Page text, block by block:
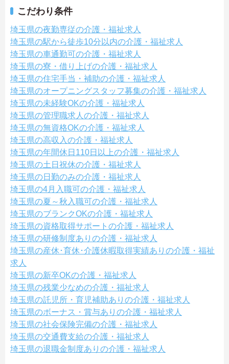
こだわり条件
埼玉県の夜勤専従の介護・福祉求人
埼玉県の駅から徒歩10分以内の介護・福祉求人
埼玉県の車通勤可の介護・福祉求人
埼玉県の寮・借り上げの介護・福祉求人
埼玉県の住宅手当・補助の介護・福祉求人
埼玉県のオープニングスタッフ募集の介護・福祉求人
埼玉県の未経験OKの介護・福祉求人
埼玉県の管理職求人の介護・福祉求人
埼玉県の無資格OKの介護・福祉求人
埼玉県の高収入の介護・福祉求人
埼玉県の年間休日110日以上の介護・福祉求人
埼玉県の土日祝休の介護・福祉求人
埼玉県の日勤のみの介護・福祉求人
埼玉県の4月入職可の介護・福祉求人
埼玉県の夏～秋入職可の介護・福祉求人
埼玉県のブランクOKの介護・福祉求人
埼玉県の資格取得サポートの介護・福祉求人
埼玉県の研修制度ありの介護・福祉求人
埼玉県の産休･育休･介護休暇取得実績ありの介護・福祉
求人
埼玉県の新卒OKの介護・福祉求人
埼玉県の残業少なめの介護・福祉求人
埼玉県の託児所・育児補助ありの介護・福祉求人
埼玉県のボーナス・賞与ありの介護・福祉求人
埼玉県の社会保険完備の介護・福祉求人
埼玉県の交通費支給の介護・福祉求人
埼玉県の退職金制度ありの介護・福祉求人